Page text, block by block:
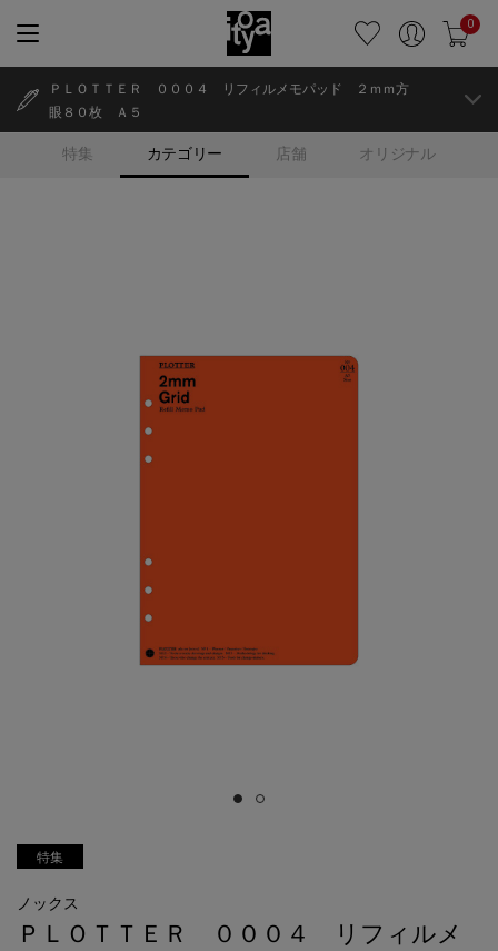
0
特集 カテゴリー 店舗 オリジナル
ＰＬＯＴＴＥＲ ０００４ リフィルメモパッド ２ｍｍ方
眼８０枚 Ａ５
特集
ノックス
ＰＬＯＴＴＥＲ ０００４ リフィルメ